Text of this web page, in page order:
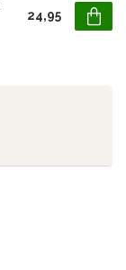
24,95